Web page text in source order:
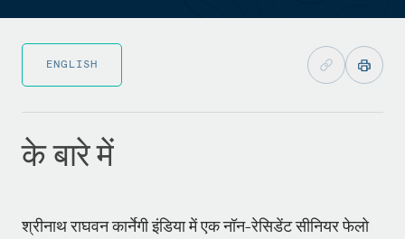
ENGLISH
के बारे में
श्रीनाथ राघवन कार्नेगी इंडिया में एक नॉन-रेसिडेंट सीनियर फेलो